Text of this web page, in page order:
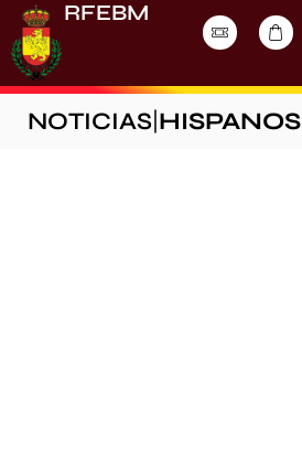
RFEBM
NOTICIAS HISPANOS